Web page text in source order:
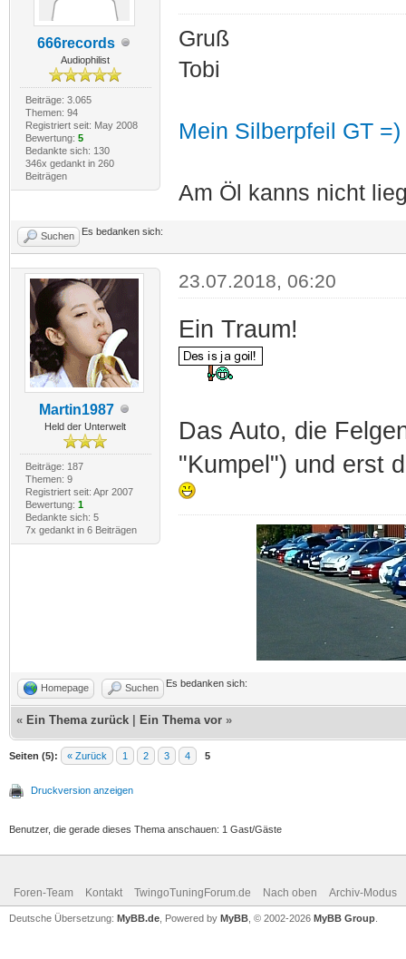
666records
Audiophilist
Beiträge: 3.065
Themen: 94
Registriert seit: May 2008
Bewertung: 5
Bedankte sich: 130
346x gedankt in 260
Beiträgen
Gruß
Tobi
Mein Silberpfeil GT =)
Am Öl kanns nicht
Suchen Es bedanken sich:
Martin1987
Held der Unterwelt
Beiträge: 187
Themen: 9
Registriert seit: Apr 2007
Bewertung: 1
Bedankte sich: 5
7x gedankt in 6 Beiträgen
23.07.2018, 06:20
Ein Traum!
Das Auto, die
"Kumpel") und erst
Homepage Suchen Es bedanken sich:
« Ein Thema zurück Ein Thema vor »
Seiten (5): « Zurück 1 2 3 4 5
Druckversion anzeigen
Benutzer, die gerade dieses Thema anschauen: 1 Gast/Gäste
Foren-Team Kontakt TwingoTuningForum.de Nach oben Archiv-Modus
Deutsche Übersetzung: MyBB.de , Powered by MyBB , © 2002-2026 MyBB Group